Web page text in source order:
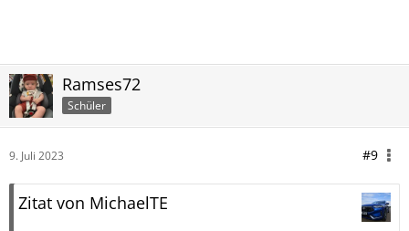
Ramses72
Schüler
9. Juli 2023 #9
Zitat von MichaelTE